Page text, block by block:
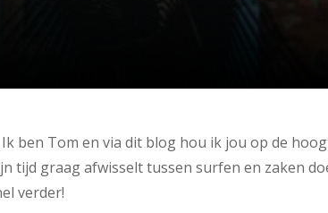
ben Tom en via dit blog hou ik jou op de
tijd graag afwisselt tussen surfen en zaken
verder!